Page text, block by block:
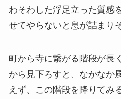
わそわした浮足立った質感
せてやらないと息が詰まり
町から寺に繋がる階段が長
から見下ろすと、なかなか
えず、この階段を降りてみ